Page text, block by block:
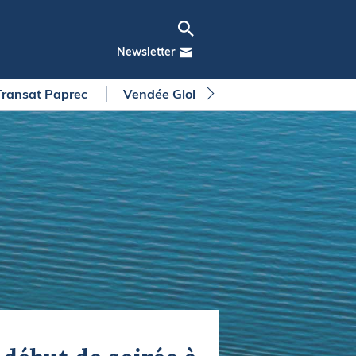
Newsletter
Paprec Vendée Globe